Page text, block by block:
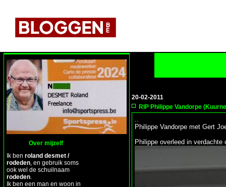
Over mijzelf
Ik ben roland desmet /
rodeden , en gebruik soms
ook wel de schuilnaam
rodeden
Ik ben een man en woon in
20-02-2011
RIP Philippe Vandorpe
Philippe Vandorpe met Gert
Philippe overleed in